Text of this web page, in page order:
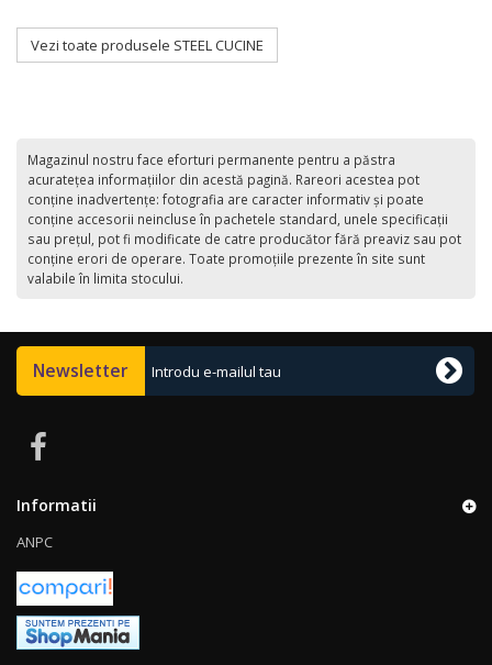
Vezi toate produsele STEEL CUCINE
Magazinul nostru face eforturi permanente pentru a păstra
acurateţea informaţiilor din acestă pagină. Rareori acestea pot
conţine inadvertenţe: fotografia are caracter informativ şi poate
conţine accesorii neincluse în pachetele standard, unele specificaţii
sau preţul, pot fi modificate de catre producător fără preaviz sau pot
conţine erori de operare. Toate promoţiile prezente în site sunt
valabile în limita stocului.
Newsletter
Informatii
ANPC